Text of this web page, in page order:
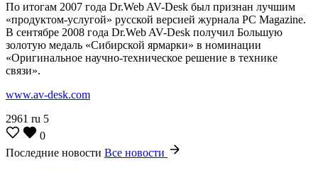
По итогам 2007 года Dr.Web AV-Desk был признан лучшим
«продуктом-услугой» русской версией журнала PC Magazine.
В сентябре 2008 года Dr.Web AV-Desk получил Большую
золотую медаль «Сибирской ярмарки» в номинации
«Оригинальное научно-техническое решение в технике
связи».
www.av-desk.com
2961 ru 5
0
Последние новости Все новости